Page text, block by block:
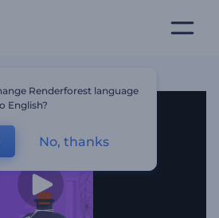
Renderforest language
English?
No, thanks